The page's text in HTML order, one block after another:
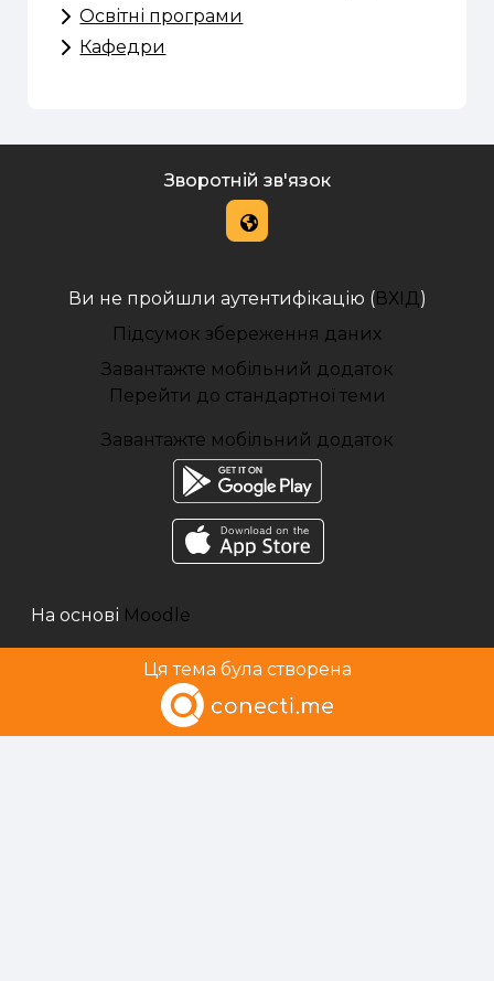
Освітні програми
Кафедри
Зворотній зв'язок
Ви не пройшли аутентифікацію (ВХІД )
Підсумок збереження даних
Завантажте мобільний додаток
Перейти до стандартної теми
Завантажте мобільний додаток
На основі Moodle
Ця тема була створена